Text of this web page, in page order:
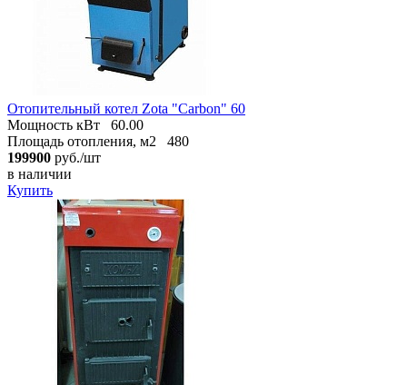
Отопительный котел Zota "Carbon" 60
Мощность кВт
60.00
Площадь отопления, м2
480
199900 руб./шт
в наличии
Купить